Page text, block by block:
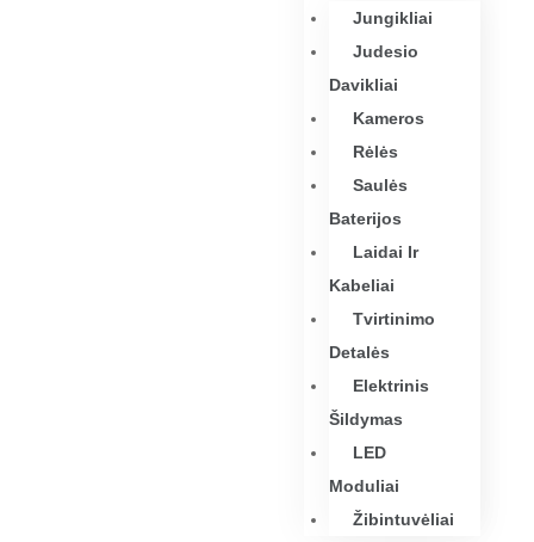
Jungikliai
Judesio
Davikliai
Kameros
Rėlės
Saulės
Baterijos
Laidai Ir
Kabeliai
Tvirtinimo
Detalės
Elektrinis
Šildymas
LED
Moduliai
Žibintuvėliai